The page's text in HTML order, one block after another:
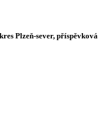
Plzeň-sever, příspěvková